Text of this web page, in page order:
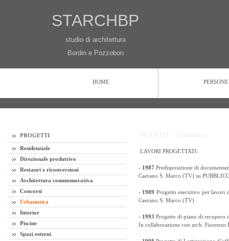
STARCHBP
studio di architettura
Bordin e Pozzobon
PROGETTI
PROGETTI
Residenziale
Direzionale produttivo
Restauri e riconversioni
Architettura commemorativa
Concorsi
Urbanistica
Interior
Piscine
Spazi esterni
LAVORI PROGETTATI:
- 1987 Predisposizione di
Caerano S. Marco (TV) su
- 1989 Progetto esecutivo per lavori
Caerano S. Marco (TV) .
- 1993 Progetto di piano di recupero
In collaborazione con arch. Fiorenzo
HOME PERSONE